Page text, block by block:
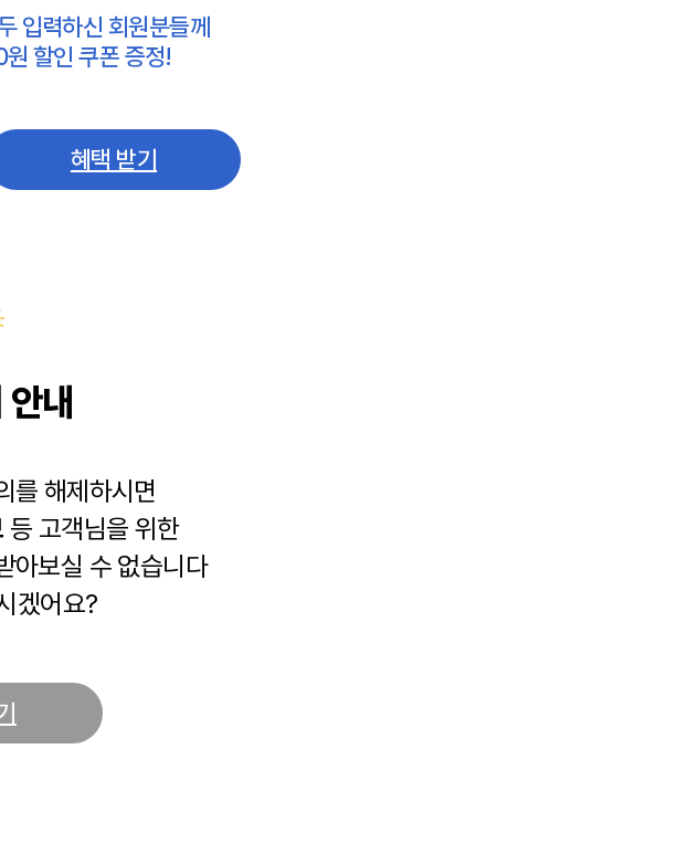
입력하신 회원분들께
할인 쿠폰 증정!
혜택 받기
내
를 해제하시면
등 고객님을 위한
아보실 수 없습니다
겠어요?